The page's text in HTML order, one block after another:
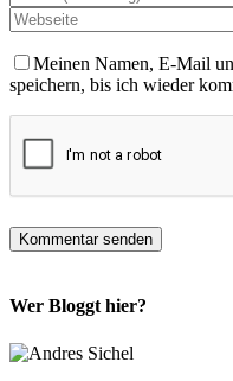
Meinen Namen, E-Mail
speichern, bis ich wieder
Wer Bloggt hier?